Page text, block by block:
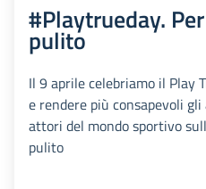
#Playtrueday.
pulito
Il 9 aprile celebriamo il Play
e rendere più consapevoli
attori del mondo sportivo
pulito